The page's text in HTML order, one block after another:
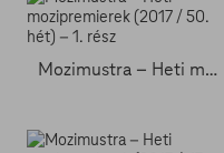
Mozimustra – Heti mozipremierek (2017 / 50. hét) – 1. rész